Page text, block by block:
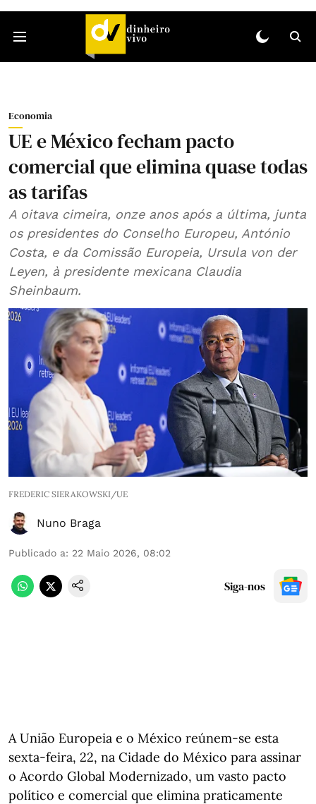
Economia
UE e México fecham pacto
comercial que elimina quase todas
as tarifas
A oitava cimeira, onze anos após a última, junta
os presidentes do Conselho Europeu, António
Costa, e da Comissão Europeia, Ursula von der
Leyen, à presidente mexicana Claudia
Sheinbaum.
FREDERIC SIERAKOWSKI/UE
Nuno Braga
Publicado a: 22 Maio 2026, 08:02
Siga-nos
A União Europeia e o México reúnem‑se esta
sexta-feira, 22, na Cidade do México para assinar
o Acordo Global Modernizado, um vasto pacto
político e comercial que elimina praticamente